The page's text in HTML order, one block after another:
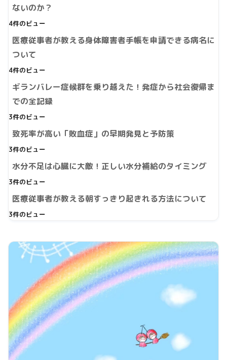
ないのか？
4件のビュー
医療従事者が教える身体障害者手帳を申請できる病名に
ついて
4件のビュー
ギランバレー症候群を乗り越えた！発症から社会復帰ま
での全記録
3件のビュー
致死率が高い「敗血症」の早期発見と予防策
3件のビュー
水分不足は心臓に大敵！正しい水分補給のタイミング
3件のビュー
医療従事者が教える朝すっきり起きれる方法について
3件のビュー